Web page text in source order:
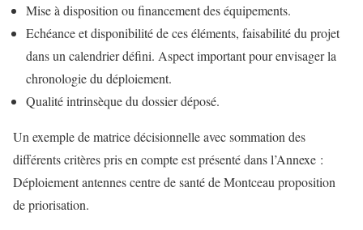
Mise à disposition ou financement des équipements.
Echéance et disponibilité de ces éléments, faisabilité du projet
dans un calendrier défini. Aspect important pour envisager la
chronologie du déploiement.
Qualité intrinsèque du dossier déposé.
Un exemple de matrice décisionnelle avec sommation des
différents critères pris en compte est présenté dans l’Annexe :
Déploiement antennes centre de santé de Montceau proposition
de priorisation.